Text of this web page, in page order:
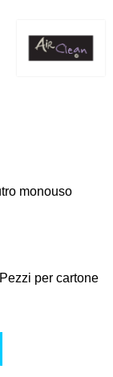
monouso
per cartone